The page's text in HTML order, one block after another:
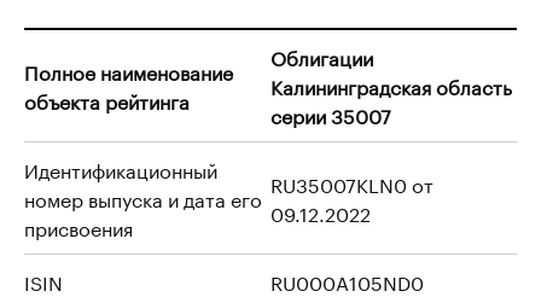
Полное наименование
объекта рейтинга
Облигации
Калининградская область
серии 35007
Идентификационный
номер выпуска и дата его
присвоения
RU35007KLN0 от
09.12.2022
ISIN
RU000A105ND0